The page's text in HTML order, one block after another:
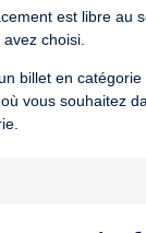
est libre au
choisi.
billet en
vous souhaitez